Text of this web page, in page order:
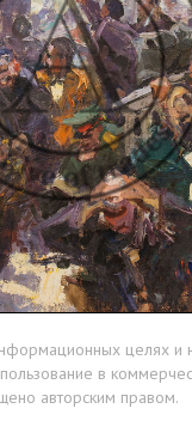
целях и
в
авторским правом.